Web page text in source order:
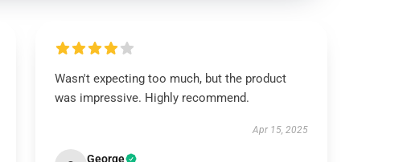
Wasn't expecting too much, but the product
was impressive. Highly recommend.
Apr 15, 2025
George